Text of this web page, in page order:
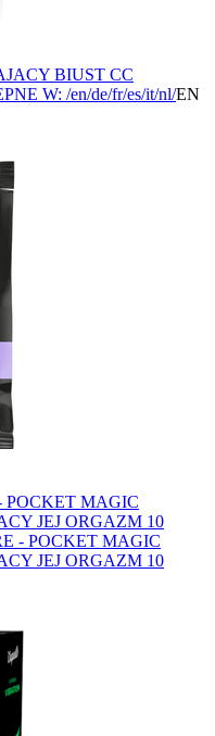
BIUST CC
W: /en/de/fr/es/it/nl/EN
POCKET MAGIC
JEJ ORGAZM 10
- POCKET MAGIC
JEJ ORGAZM 10